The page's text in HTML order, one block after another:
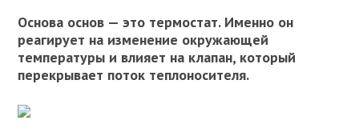
Основа основ — это термостат. Именно он
реагирует на изменение окружающей
температуры и влияет на клапан, который
перекрывает поток теплоносителя.